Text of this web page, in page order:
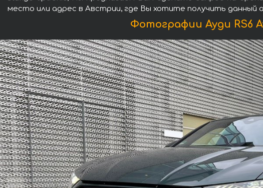
место или адрес в Австрии, где Вы хотите получить
Фотографии Ауди RS6